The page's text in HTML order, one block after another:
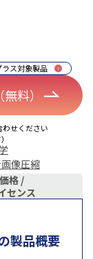
ス対象製品
料）
せください
画像圧縮
価格 /
センス
製品概要